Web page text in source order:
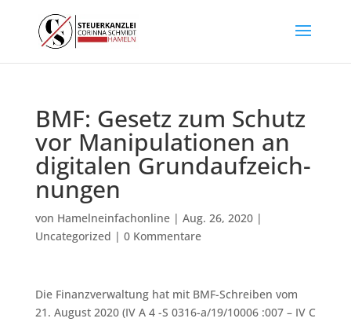
BMF: Ge­setz zum Schutz
vor Ma­ni­pu­la­tio­nen an
di­gi­ta­len Grund­auf­zeich­
nun­gen
von Hamelneinfachonline| Aug. 26, 2020|
Uncategorized | 0 Kommentare
Die Finanzverwaltung hat mit BMF-Schreiben vom
21. August 2020 (IV A 4 -S 0316-a/19/10006 :007 – IV C